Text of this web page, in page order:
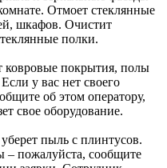
Отмоет стеклянные
шкафов. Очистит
полки.
ковровые покрытия, полы
у вас нет своего
об этом оператору,
свое оборудование.
пыль с плинтусов.
– пожалуйста, сообщите